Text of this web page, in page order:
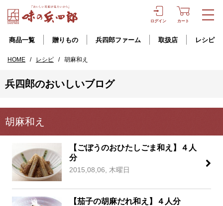
ログイン カート
商品一覧 贈りもの 兵四郎ファーム 取扱店 レシピ
HOME / レシピ / 胡麻和え
兵四郎のおいしいブログ
胡麻和え
【ごぼうのおひたしごま和え】４人
分
2015,08,06, 木曜日
【茄子の胡麻だれ和え】４人分